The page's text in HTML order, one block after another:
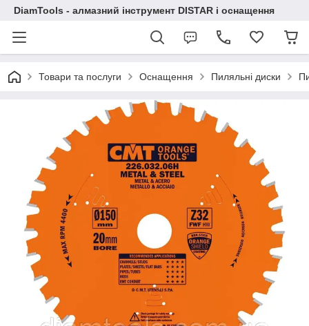
DiamTools - алмазний інструмент DISTAR і оснащення
Товари та послуги Оснащення Пиляльні диски